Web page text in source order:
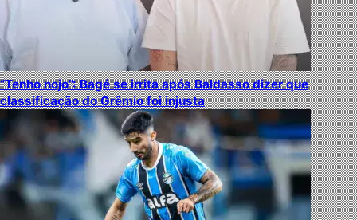
“Tenho nojo”: Bagé se irrita após Baldasso dizer que
classificação do Grêmio foi injusta